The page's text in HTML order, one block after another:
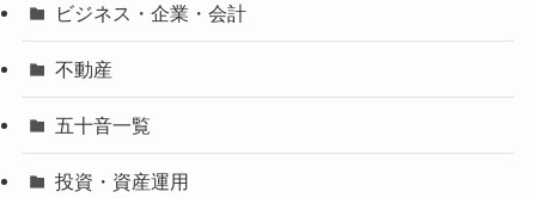
ビジネス・企業・会計
不動産
五十音一覧
投資・資産運用